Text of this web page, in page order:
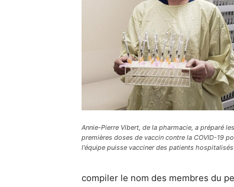
Annie-Pierre Vibert, de la pharmacie, a préparé les
premières doses de vaccin contre la COVID-19
l'équipe puisse vacciner des patients hospitalisés
compiler le nom des membres du